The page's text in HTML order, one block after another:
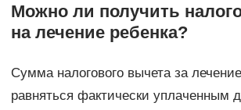
Можно ли получить
на лечение ребенка?
Сумма налогового вычета за
равняться фактически уплаченным